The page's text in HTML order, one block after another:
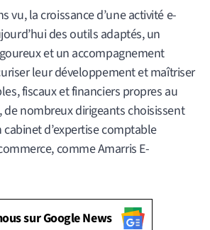
vu, la croissance d’une activité e-
des outils adaptés, un
et un accompagnement
leur développement et maîtriser
fiscaux et financiers propres au
de nombreux dirigeants choisissent
cabinet d’expertise comptable
comme Amarris E-
sur Google News